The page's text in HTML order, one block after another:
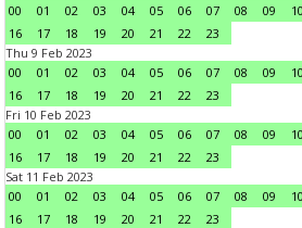
00
01 02 03 04 05 06 07 08 09 10
16
17 18 19 20 21 22
23
Thu 9 Feb 2023
00
01 02 03 04 05 06 07 08 09 10
16
17 18 19 20 21 22
23
Fri 10 Feb 2023
00
01 02 03 04 05 06 07 08 09 10
16
17 18 19 20 21 22
23
Sat 11 Feb 2023
00
01 02 03 04 05 06 07 08 09 10
16
17 18 19 20 21 22
23